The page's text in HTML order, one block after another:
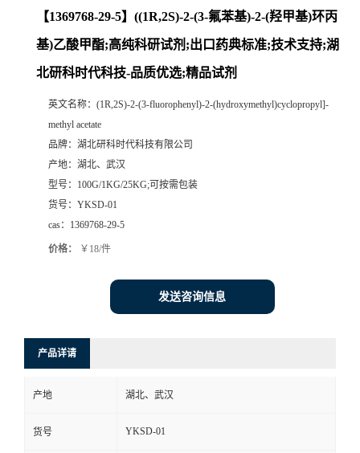
【1369768-29-5】((1R,2S)-2-(3-氟苯基)-2-(羟甲基)环丙
基)乙酸甲酯;高纯科研试剂;出口药典标准;技术支持;湖
北研科时代科技-品质优选;精品试剂
英文名称： (1R,2S)-2-(3-fluorophenyl)-2-(hydroxymethyl)cyclopropyl]-
methyl acetate
品牌： 湖北研科时代科技有限公司
产地： 湖北、武汉
型号： 100G/1KG/25KG;可按需包装
货号： YKSD-01
cas： 1369768-29-5
价格： ￥18/件
发送咨询信息
产品详请
产地 湖北、武汉
货号 YKSD-01